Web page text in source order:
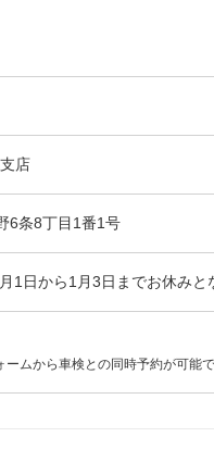
店
6条8丁目1番1号
1日から1月3日までお休みと
ムから車検との同時予約が可能で